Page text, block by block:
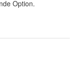
Option.